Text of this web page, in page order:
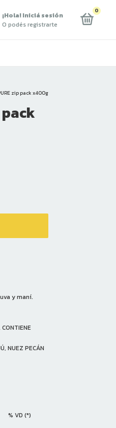
¡Hola!Iniciá sesión
O podés registrarte
0
zip pack x400g
pack
y maní.
NUEZ PECÁN
% VD (*)